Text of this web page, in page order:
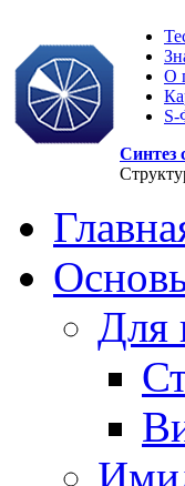
О
Синтез
Для